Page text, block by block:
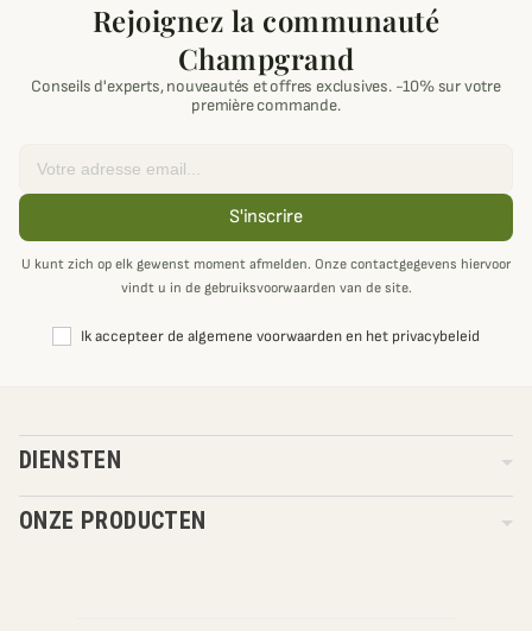
Rejoignez la communauté
Champgrand
Conseils d'experts, nouveautés et offres exclusives. -10% sur votre
première commande.
S'inscrire
U kunt zich op elk gewenst moment afmelden. Onze contactgegevens hiervoor
vindt u in de gebruiksvoorwaarden van de site.
Ik accepteer de algemene voorwaarden en het privacybeleid
DIENSTEN
ONZE PRODUCTEN